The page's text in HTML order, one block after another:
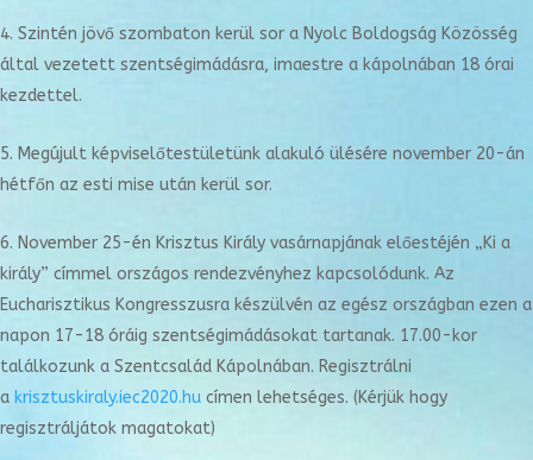
Szintén jövő szombaton kerül sor a Nyolc Boldogság Közösség
által vezetett szentségimádásra, imaestre a kápolnában 18 órai
kezdettel.
Megújult képviselőtestületünk alakuló ülésére november 20-án
hétfőn az esti mise után kerül sor.
November 25-én Krisztus Király vasárnapjának előestéjén „Ki a
király” címmel országos rendezvényhez kapcsolódunk. Az
Eucharisztikus Kongresszusra készülvén az egész országban ezen a
napon 17-18 óráig szentségimádásokat tartanak. 17.00-kor
találkozunk a Szentcsalád Kápolnában. Regisztrálni
a krisztuskiraly.iec2020.hu címen lehetséges. (Kérjük hogy
regisztráljátok magatokat)